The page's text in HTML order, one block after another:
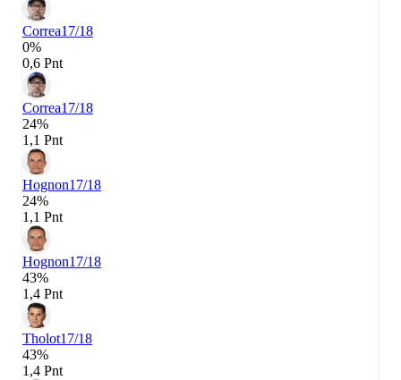
Correa17/18
0%
0,6 Pnt
Correa17/18
24%
1,1 Pnt
Hognon17/18
24%
1,1 Pnt
Hognon17/18
43%
1,4 Pnt
Tholot17/18
43%
1,4 Pnt